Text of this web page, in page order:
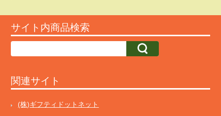
サイト内商品検索
関連サイト
(株)ギフティドットネット